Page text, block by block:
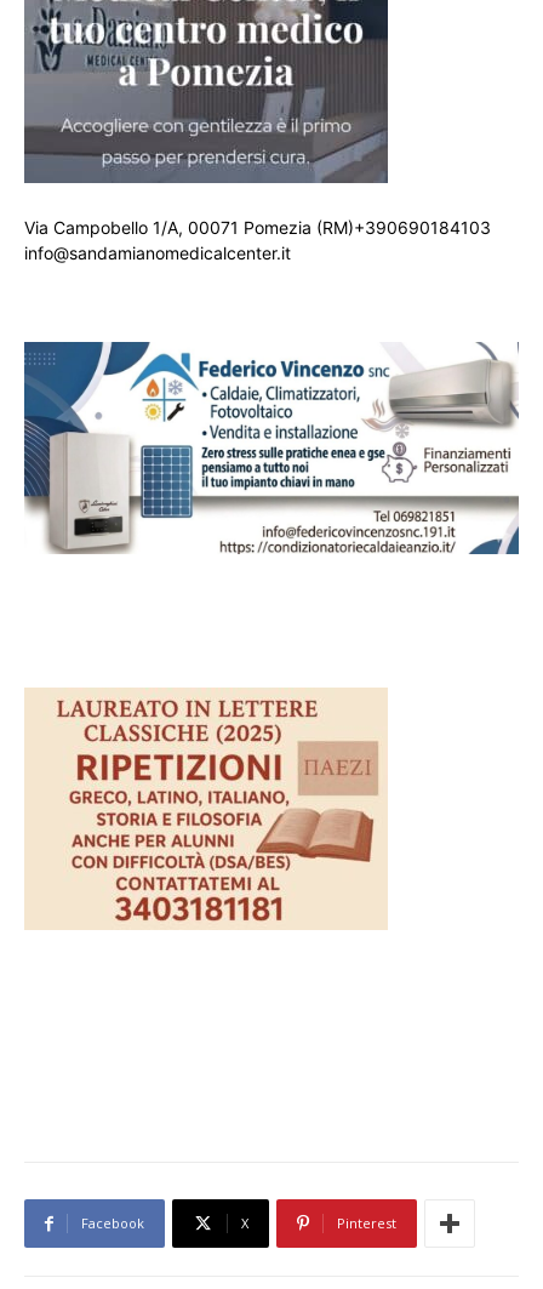
Via Campobello 1/A, 00071 Pomezia (RM)+390690184103
info@sandamianomedicalcenter.it
Facebook X Pinterest